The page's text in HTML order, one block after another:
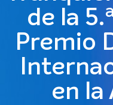
de la
Premio
en la